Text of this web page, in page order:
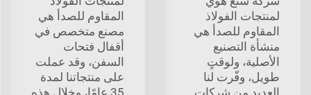
لمنتجات الفولاذ
المقاوم للصدأ هي
منشأة التصنيع
الأصلية، ولوقتٍ
طويل، وفّرت لنا
العديد من شركات
المقاوم للصدأ هي
مصنع متخصص في
أقفال فتحات
السفن، وقد عملت
على منتجاتنا لمدة
35 عامًا، وخلال هذه